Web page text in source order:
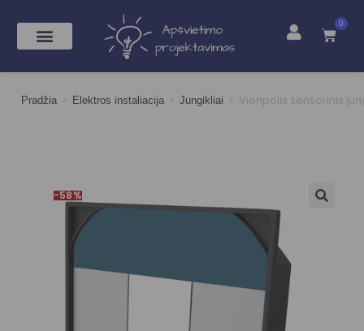
0
Pradžia > Elektros instaliacija > Jungikliai > Vienpolis sensorinis
-58%